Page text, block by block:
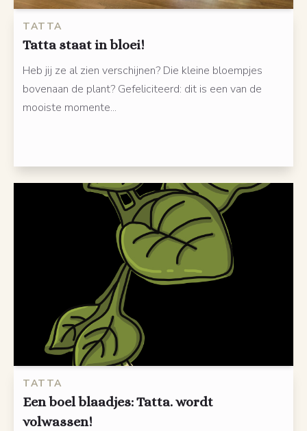
TATTA
Tatta staat in bloei!
Heb jij ze al zien verschijnen? Die kleine bloempjes
bovenaan de plant? Gefeliciteerd: dit is een van de
mooiste momente...
TATTA
Een boel blaadjes: Tatta. wordt
volwassen!